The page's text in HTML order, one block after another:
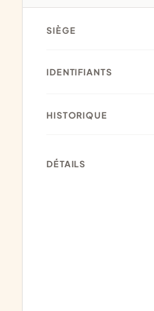
SIÈGE
IDENTIFIANTS
HISTORIQUE
DÉTAILS